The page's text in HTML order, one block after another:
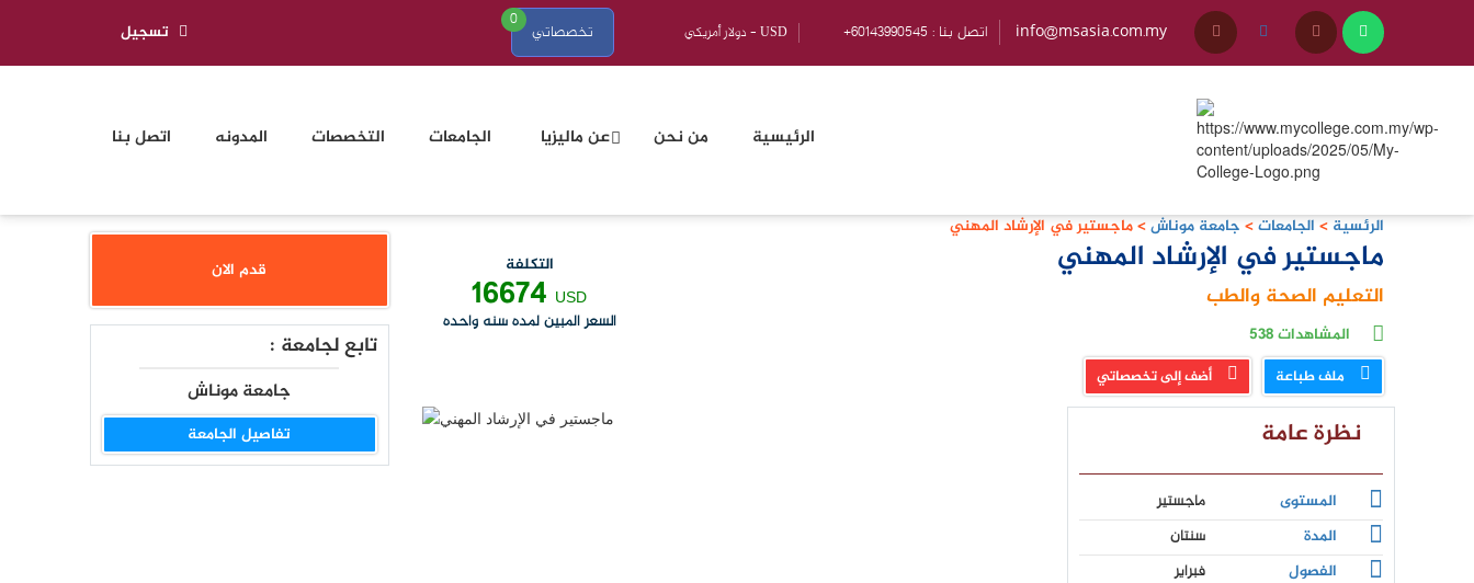
تخصصاتي
0
+60143990545 : اتصل بنا info@msasia.com.my تسجيل
الرئيسية من نحن عن ماليزيا الجامعات التخصصات المدونه اتصل بنا
قدم الان
تابع لجامعة :
جامعة موناش
تفاصيل الجامعة
الرئسية > الجامعات> جامعة موناش>ماجستير في الإرشاد المهني
التكلفة
16674 USD
السعر المبين لمده سنه واحده
ماجستير في الإرشاد المهني
التعليم الصحة والطب
المشاهدات538
ملف طباعة أضف إلى تخصصاتي
نظرة عامة
المستوى
ماجستير
المدة
سنتان
الفصول
فبراير